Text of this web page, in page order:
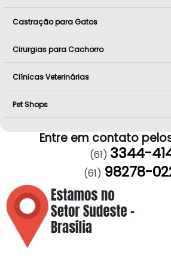
Castração para Gatos
Cirurgias para Cachorro
Clínicas Veterinárias
Pet Shops
Entre em contato
(61) 3344-
(61) 98278-